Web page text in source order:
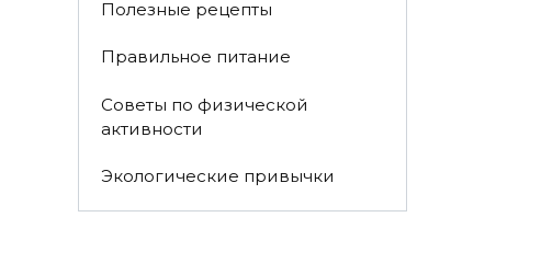
Полезные рецепты
Правильное питание
Советы по физической
активности
Экологические привычки